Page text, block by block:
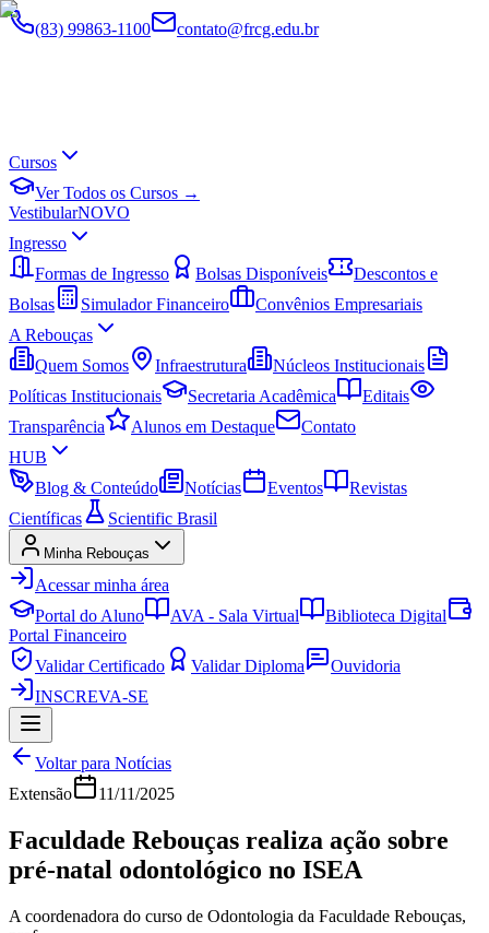
(83) 99863-1100 contato@frcg.edu.br
Cursos
Ver Todos os Cursos →
VestibularNOVO
Ingresso
Formas de Ingresso
Bolsas Disponíveis
Descontos e
Bolsas
Simulador Financeiro
Convênios Empresariais
A Rebouças
Quem Somos
Infraestrutura
Núcleos Institucionais
Políticas Institucionais
Secretaria Acadêmica
Editais
Transparência
Alunos em Destaque
Contato
HUB
Blog & Conteúdo
Notícias Eventos
Revistas
Científicas
Scientific Brasil
Minha Rebouças
Acessar minha área
Portal do Aluno
AVA - Sala Virtual
Biblioteca Digital
Portal Financeiro
Validar Certificado
Validar Diploma
Ouvidoria
INSCREVA-SE
Voltar para Notícias
Extensão
11/11/2025
Faculdade Rebouças realiza ação sobre
pré-natal odontológico no ISEA
A coordenadora do curso de Odontologia da Faculdade Rebouças,